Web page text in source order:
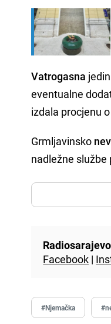
Vatrogasna
eventualne
izdala procjenu
Grmljavinsko
nadležne
Facebook |
#Njemačka